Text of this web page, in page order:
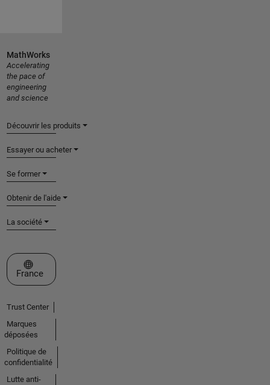
MathWorks
Accelerating
the pace of
engineering
and science
Découvrir les produits
Essayer ou acheter
Se former
Obtenir de l'aide
La société
Sélectionner un site web
France
Trust Center
Marques
déposées
Politique de
confidentialité
Lutte anti-